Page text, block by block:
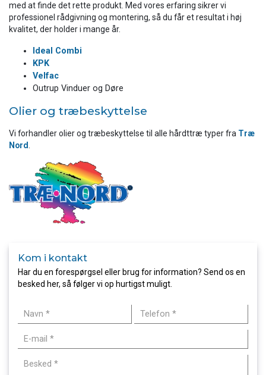
med at finde det rette produkt. Med vores erfaring sikrer vi
professionel rådgivning og montering, så du får et resultat i høj
kvalitet, der holder i mange år.
Ideal Combi
KPK
Velfac
Outrup Vinduer og Døre
Olier og træbeskyttelse
Vi forhandler olier og træbeskyttelse til alle hårdttræ typer fra Træ
Nord
Kom i kontakt
Har du en forespørgsel eller brug for information? Send os en
besked her, så følger vi op hurtigst muligt.